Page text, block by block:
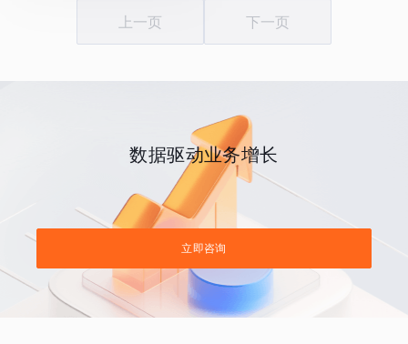
上一页 下一页
数据驱动业务增长
立即咨询